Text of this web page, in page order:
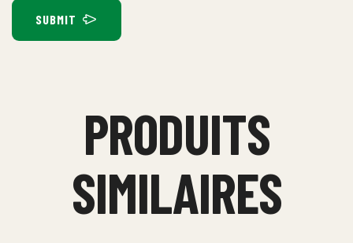
SUBMIT
PRODUITS
SIMILAIRES